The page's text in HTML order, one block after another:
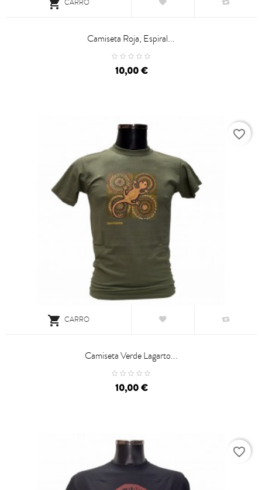
 CARRO
Camiseta Roja, Espiral...
Precio
10,00 €
 CARRO
Camiseta Verde Lagarto...
Precio
10,00 €
favorite_border
favorite_border